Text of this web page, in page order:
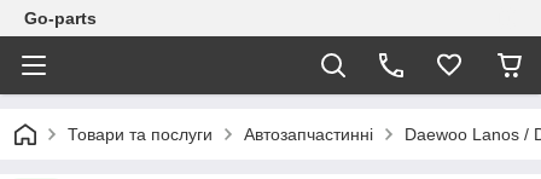
Go-parts
Товари та послуги Автозапчастинні Daewoo Lanos /